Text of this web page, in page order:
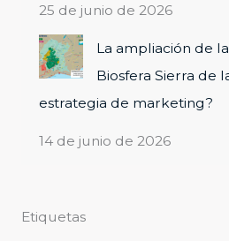
25 de junio de 2026
La ampliación de
Biosfera Sierra de
estrategia de marketing?
14 de junio de 2026
Etiquetas